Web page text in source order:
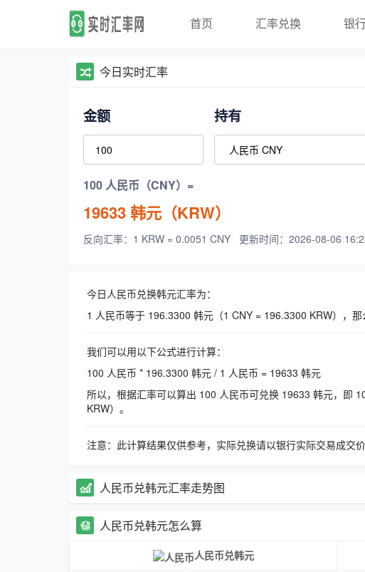
首页 汇率兑换 银
今日实时汇率
金额 持有
100 人民币（CNY）=
19633韩元（KRW）
反向汇率：1 KRW = 0.0051 CNY 更新时间：2026-08-06
今日人民币兑换韩元汇率为：
1 人民币等于 196.3300 韩元（1 CNY = 196.3300 KRW），
我们可以用以下公式进行计算：
100 人民币 * 196.3300 韩元 / 1 人民币 = 19633 韩元
所以，根据汇率可以算出 100 人民币可兑换 19633 韩元，即
KRW）。
注意：此计算结果仅供参考，实际兑换请以银行实际交易成交价
人民币兑韩元汇率走势图
人民币兑韩元怎么算
人民币兑韩元